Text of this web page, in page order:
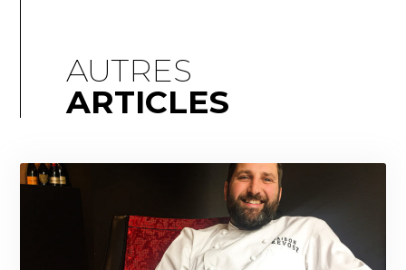
AUTRES
ARTICLES